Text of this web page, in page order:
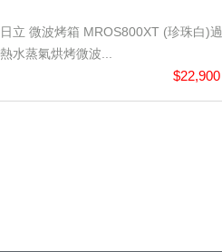
日立 微波烤箱 MROS800XT (珍珠白)過
熱水蒸氣烘烤微波...
$22,900